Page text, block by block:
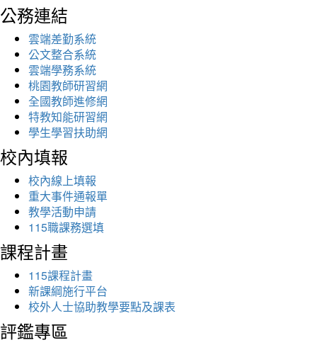
公務連結
雲端差勤系統
公文整合系統
雲端學務系統
桃園教師研習網
全國教師進修網
特教知能研習網
學生學習扶助網
校內填報
校內線上填報
重大事件通報單
教學活動申請
115職課務選填
課程計畫
115課程計畫
新課綱施行平台
校外人士協助教學要點及課表
評鑑專區